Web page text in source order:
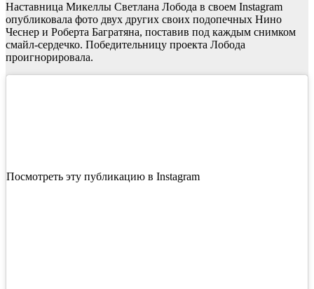
Наставница Микеллы Светлана Лобода в своем Instagram
опубликовала фото двух других своих подопечных Нино
Чеснер и Роберта Багратяна, поставив под каждым снимком
смайл-сердечко. Победительницу проекта Лобода
проигнорировала.
Посмотреть эту публикацию в Instagram